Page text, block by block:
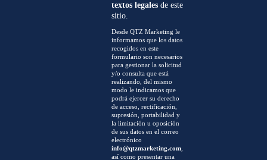
textos legales de este
sitio.
Desde QTZ Marketing le
informamos que los datos
recogidos en este
formulario son necesarios
para gestionar la solicitud
y/o consulta que está
realizando, del mismo
modo le indicamos que
podrá ejercer su derecho
de acceso, rectificación,
supresión, portabilidad y
la limitación u oposición
de sus datos en el correo
electrónico
info@qtzmarketing.com
así como presentar una